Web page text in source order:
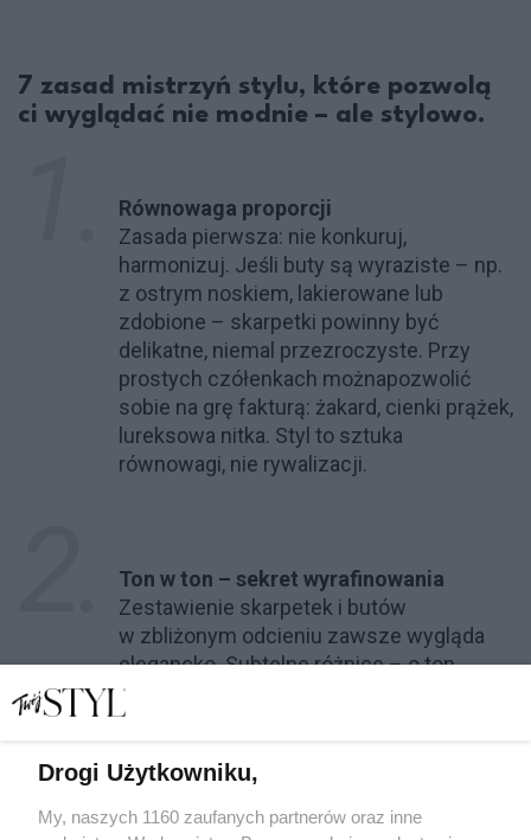
7 zasad mistrzyń stylu, które pozwolą
ci wyglądać nie modnie – ale stylowo.
Równowaga proporcji
Zasada pierwsza: nie konkuruj,
harmonizuj. Jeśli buty są wyraziste – np.
z ostrym noskiem, lakierowane lub
zdobione – skarpetki powinny być
delikatne, niemal przezroczyste. Przy
prostych czółenkach możnapozwolić
sobie na grę fakturą: żakard, cienki prążek,
lureksowa nitka. Styl to sztuka
równowagi, nie rywalizacji.
Ton w ton – sekret wyrafinowania
Zestawienie skarpetek i butów
w zbliżonym odcieniu zawsze wygląda
elegancko. Subtelne różnice – o ton
jaśniejszy beż, głębszy grafit, mleczna
biel przy ecru – tworzą efekt spójności,
nonszalancją.
Drogi Użytkowniku,
My, naszych 1160 zaufanych partnerów oraz inne